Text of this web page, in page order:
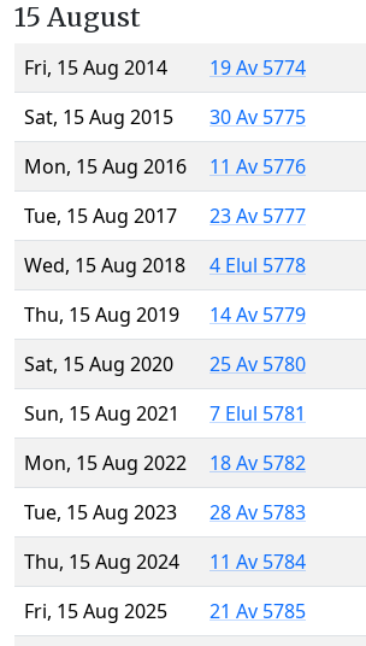
15 August
Fri, 15 Aug 2014
19 Av 5774
Sat, 15 Aug 2015
30 Av 5775
Mon, 15 Aug 2016
11 Av 5776
Tue, 15 Aug 2017
23 Av 5777
Wed, 15 Aug 2018
4 Elul 5778
Thu, 15 Aug 2019
14 Av 5779
Sat, 15 Aug 2020
25 Av 5780
Sun, 15 Aug 2021
7 Elul 5781
Mon, 15 Aug 2022
18 Av 5782
Tue, 15 Aug 2023
28 Av 5783
Thu, 15 Aug 2024
11 Av 5784
Fri, 15 Aug 2025
21 Av 5785